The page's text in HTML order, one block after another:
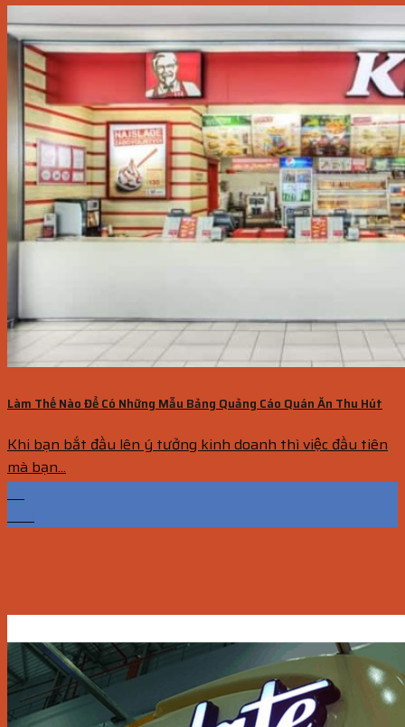
Làm Thế Nào Để Có Những Mẫu Bảng Quảng Cáo Quán Ăn Thu Hút
Khi bạn bắt đầu lên ý tưởng kinh doanh thì việc đầu tiên
mà bạn...
20
Th5